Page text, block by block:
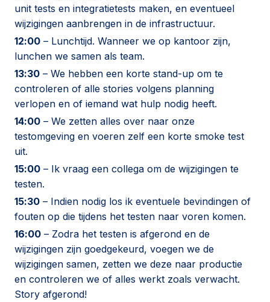
unit tests en integratietests maken, en eventueel
wijzigingen aanbrengen in de infrastructuur.
12:00 – Lunchtijd. Wanneer we op kantoor zijn,
lunchen we samen als team.
13:30 – We hebben een korte stand-up om te
controleren of alle stories volgens planning
verlopen en of iemand wat hulp nodig heeft.
14:00 – We zetten alles over naar onze
testomgeving en voeren zelf een korte smoke test
uit.
15:00 – Ik vraag een collega om de wijzigingen te
testen.
15:30 – Indien nodig los ik eventuele bevindingen of
fouten op die tijdens het testen naar voren komen.
16:00 – Zodra het testen is afgerond en de
wijzigingen zijn goedgekeurd, voegen we de
wijzigingen samen, zetten we deze naar productie
en controleren we of alles werkt zoals verwacht.
Story afgerond!